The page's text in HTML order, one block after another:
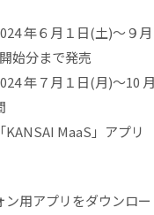
年６月１日(土)～９
始分まで発売
年７月１日(月)～10
KANSAI MaaS」アプリ
用アプリをダウンロ